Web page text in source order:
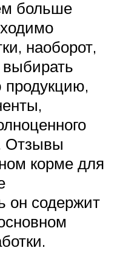
больше
наоборот,
продукцию,
Отзывы
корме для
он содержит